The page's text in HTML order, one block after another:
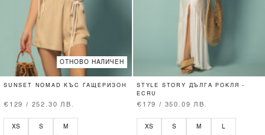
ОТНОВО НАЛИЧЕН
SUNSET NOMAD КЪС ГАЩЕРИЗОН
€129 / 252.30 ЛВ.
XS S M
STYLE STORY ДЪЛГА РОКЛЯ -
ECRU
€179 / 350.09 ЛВ.
XS S M L